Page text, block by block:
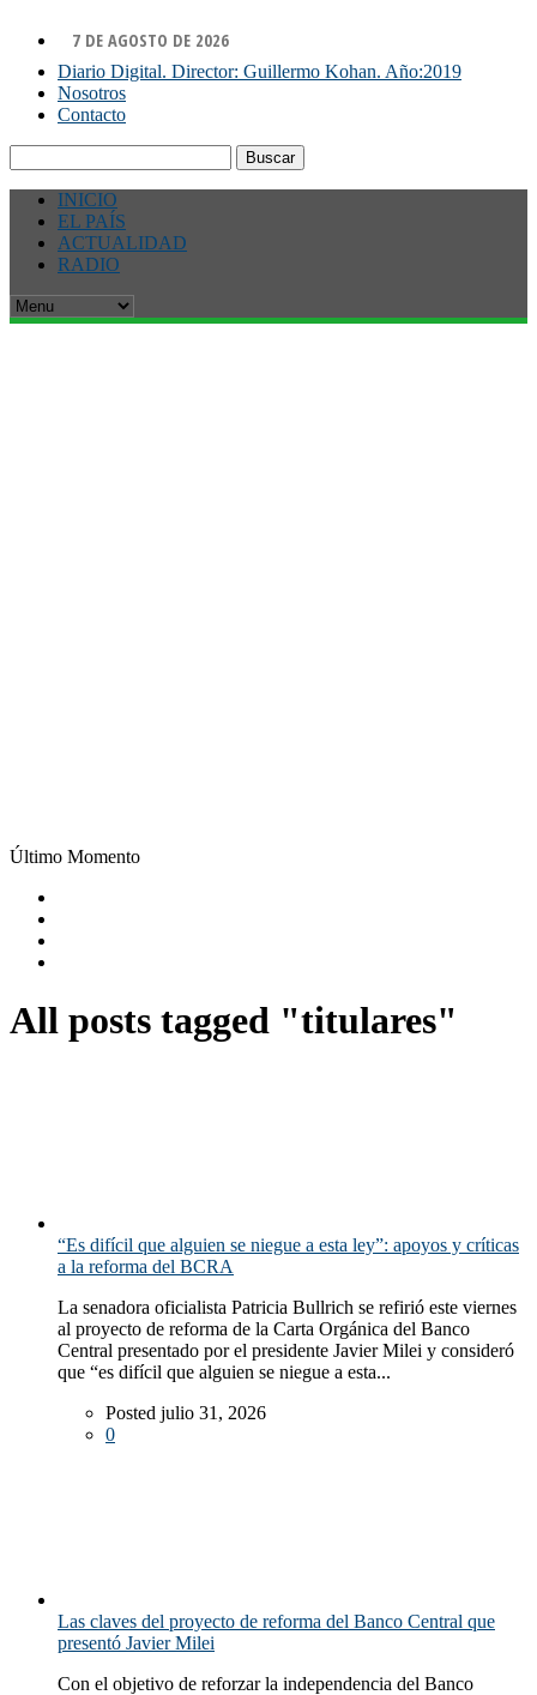
7 DE AGOSTO DE 2026
Diario Digital. Director: Guillermo Kohan. Año:2019
Nosotros
Contacto
INICIO
EL PAÍS
ACTUALIDAD
RADIO
Último Momento
All posts tagged "titulares"
“Es difícil que alguien se niegue a esta ley”: apoyos y críticas
a la reforma del BCRA
La senadora oficialista Patricia Bullrich se refirió este viernes
al proyecto de reforma de la Carta Orgánica del Banco
Central presentado por el presidente Javier Milei y consideró
que “es difícil que alguien se niegue a esta...
Posted julio 31, 2026
0
Las claves del proyecto de reforma del Banco Central que
presentó Javier Milei
Con el objetivo de reforzar la independencia del Banco